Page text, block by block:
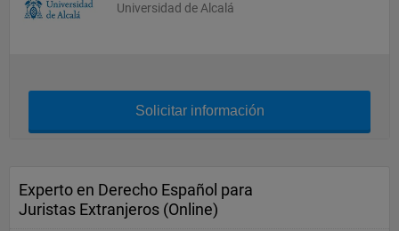
Universidad de Alcalá
Solicitar información
Experto en Derecho Español para
Juristas Extranjeros (Online)